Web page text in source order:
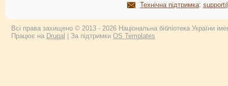
Технічна підтримка:
Всі права захищено © 2013 - 2026 Національна бібліотека України
Працює на Drupal | За підтримки OS Templates